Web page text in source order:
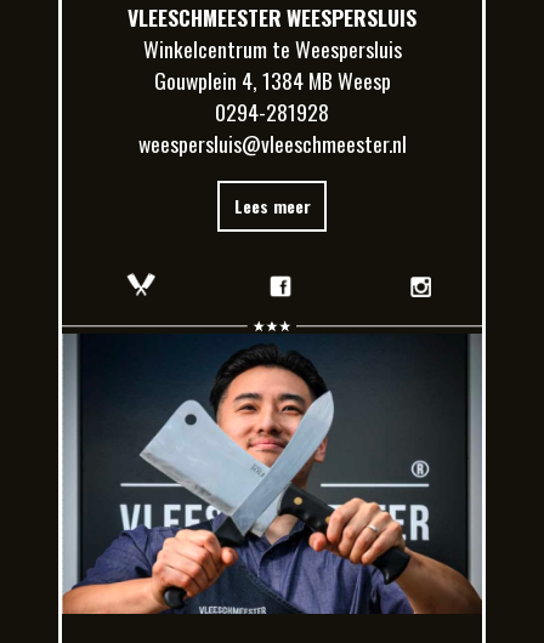
VLEESCHMEESTER WEESPERSLUIS
Winkelcentrum te Weespersluis
Gouwplein 4, 1384 MB Weesp
0294-281928
weespersluis@vleeschmeester.nl
Lees meer